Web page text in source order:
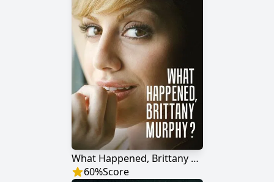
What Happened, Brittany Murphy?
60%Score